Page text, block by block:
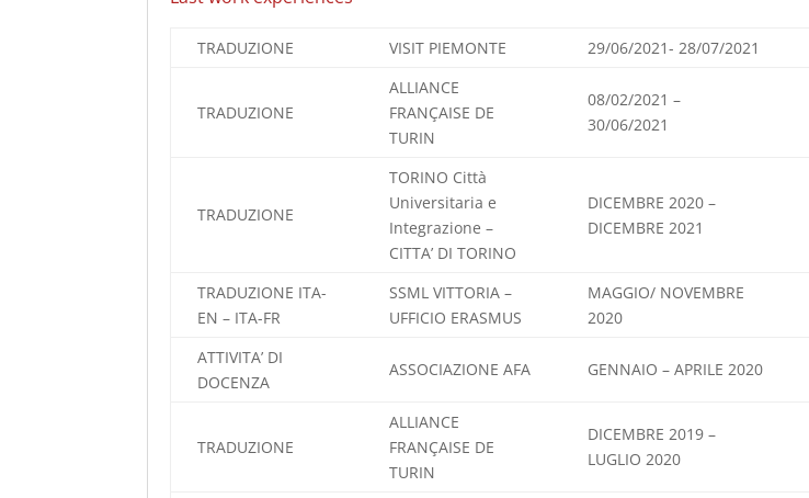
TRADUZIONE VISIT PIEMONTE 29/06/2021- 28/07/2021
TRADUZIONE
ALLIANCE
FRANÇAISE DE
TURIN
08/02/2021 –
30/06/2021
TRADUZIONE
TORINO Città
Universitaria e
Integrazione –
CITTA’ DI TORINO
DICEMBRE 2020 –
DICEMBRE 2021
TRADUZIONE ITA-
EN – ITA-FR
SSML VITTORIA –
UFFICIO ERASMUS
MAGGIO/ NOVEMBRE
2020
ATTIVITA’ DI
DOCENZA
ASSOCIAZIONE AFA GENNAIO – APRILE 2020
TRADUZIONE
ALLIANCE
FRANÇAISE DE
TURIN
DICEMBRE 2019 –
LUGLIO 2020